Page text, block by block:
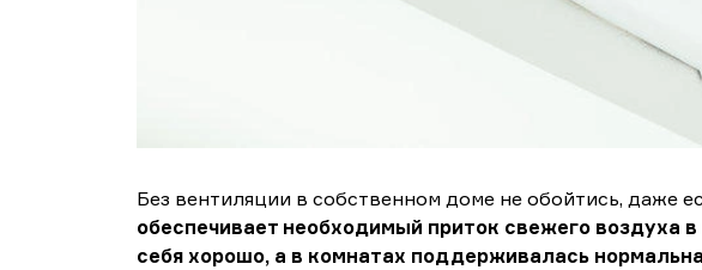
Без вентиляции в собственном доме не обойтись, даже
обеспечивает необходимый приток свежего воздуха
себя хорошо, а в комнатах поддерживалась